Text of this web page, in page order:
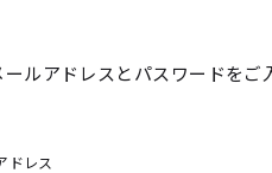
ールアドレスとパスワードをご
ドレス